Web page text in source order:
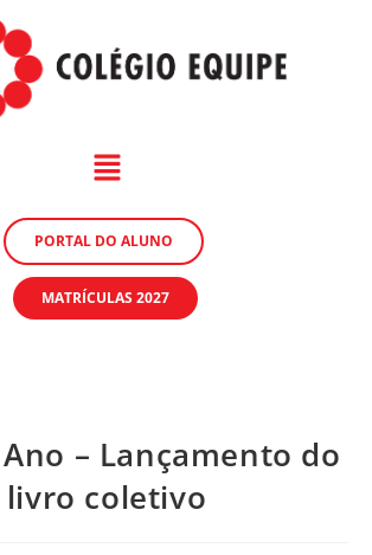
PORTAL DO ALUNO
MATRÍCULAS 2027
Ano – Lançamento do
livro coletivo